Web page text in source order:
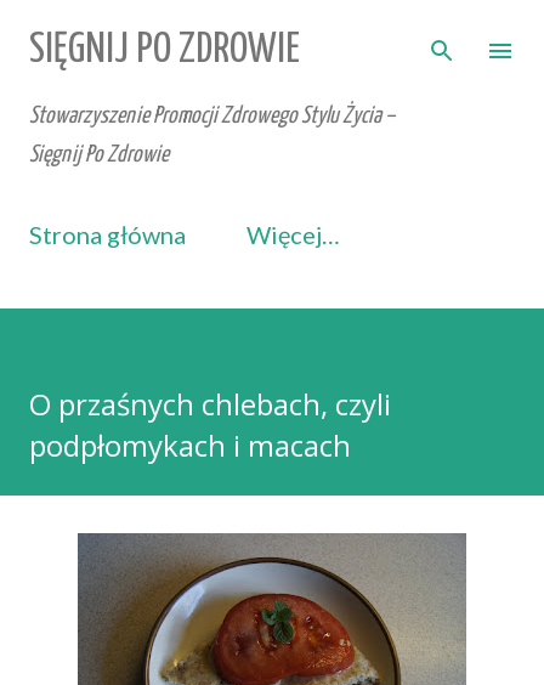
Przejdź do głównej zawartości
SIĘGNIJ PO ZDROWIE
Stowarzyszenie Promocji Zdrowego Stylu Życia –
Sięgnij Po Zdrowie
Strona główna Więcej…
O przaśnych chlebach, czyli
podpłomykach i macach